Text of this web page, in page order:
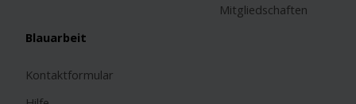
Mitgliedschaften
Blauarbeit
Kontaktformular